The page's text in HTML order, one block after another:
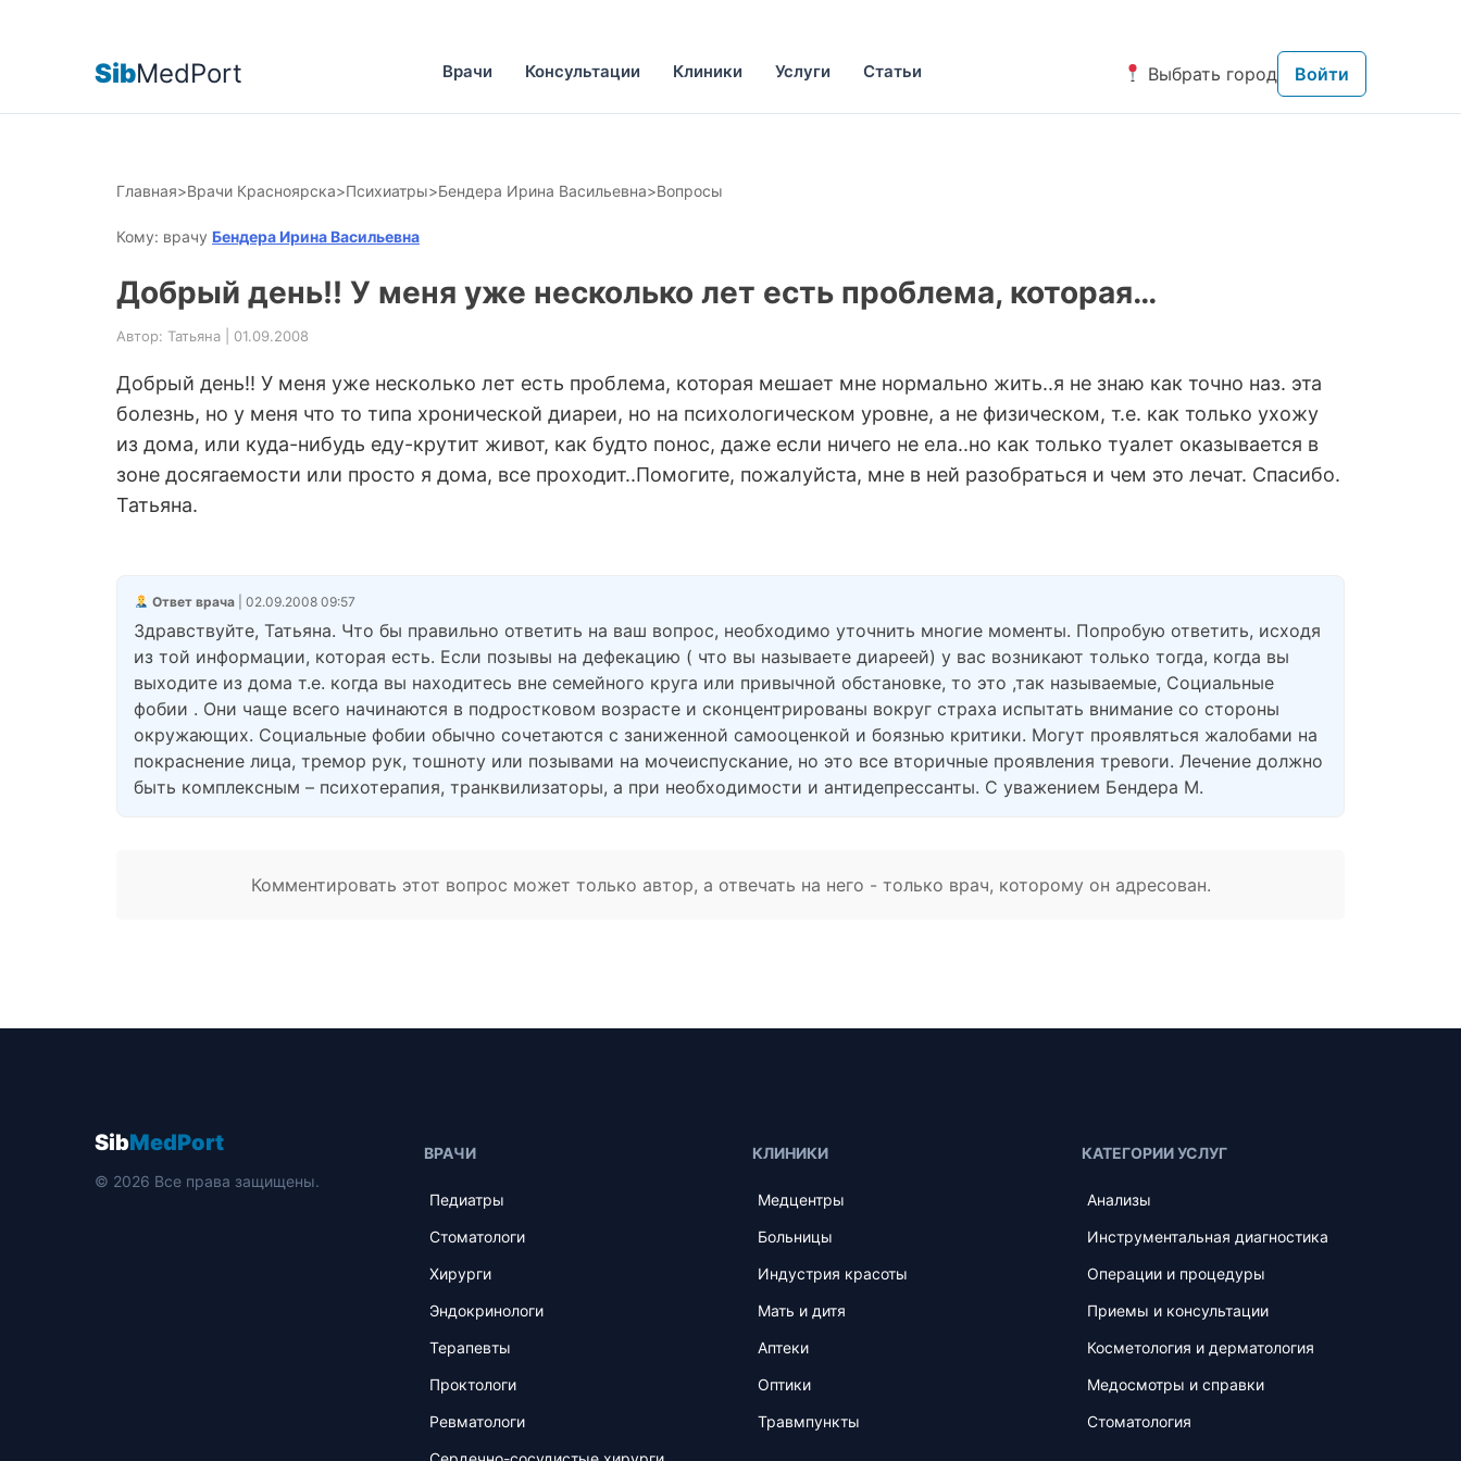
SibMedPort Врачи Консультации Клиники Услуги Статьи Выбрать город Войти
Главная>Врачи Красноярска>Психиатры>Бендера Ирина Васильевна>Вопросы
Кому: врачу Бендера Ирина Васильевна
Добрый день!! У меня уже несколько лет есть проблема, которая…
Автор: Татьяна | 01.09.2008
Добрый день!! У меня уже несколько лет есть проблема, которая мешает мне нормально жить..я не знаю как точно наз. эта
болезнь, но у меня что то типа хронической диареи, но на психологическом уровне, а не физическом, т.е. как только ухожу
из дома, или куда-нибудь еду-крутит живот, как будто понос, даже если ничего не ела..но как только туалет оказывается в
зоне досягаемости или просто я дома, все проходит..Помогите, пожалуйста, мне в ней разобраться и чем это лечат. Спасибо.
Татьяна.
Ответ врача| 02.09.2008 09:57
Здравствуйте, Татьяна. Что бы правильно ответить на ваш вопрос, необходимо уточнить многие моменты. Попробую ответить, исходя
из той информации, которая есть. Если позывы на дефекацию ( что вы называете диареей) у вас возникают только тогда, когда вы
выходите из дома т.е. когда вы находитесь вне семейного круга или привычной обстановке, то это ,так называемые, Социальные
фобии . Они чаще всего начинаются в подростковом возрасте и сконцентрированы вокруг страха испытать внимание со стороны
окружающих. Социальные фобии обычно сочетаются с заниженной самооценкой и боязнью критики. Могут проявляться жалобами на
покраснение лица, тремор рук, тошноту или позывами на мочеиспускание, но это все вторичные проявления тревоги. Лечение должно
быть комплексным – психотерапия, транквилизаторы, а при необходимости и антидепрессанты. С уважением Бендера М.
Комментировать этот вопрос может только автор, а отвечать на него - только врач, которому он адресован.
SibMedPort
© 2026 Все права защищены.
ВРАЧИ
Педиатры
Стоматологи
Хирурги
Эндокринологи
Терапевты
Проктологи
Ревматологи
КЛИНИКИ
Медцентры
Больницы
Индустрия красоты
Мать и дитя
Аптеки
Оптики
Травмпункты
КАТЕГОРИИ УСЛУГ
Анализы
Инструментальная диагностика
Операции и процедуры
Приемы и консультации
Косметология и дерматология
Медосмотры и справки
Стоматология